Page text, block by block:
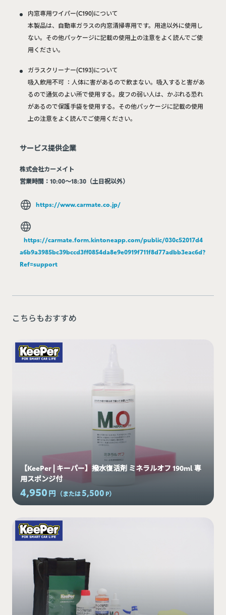
内窓専用ワイパー(C190)について
本製品は、自動車ガラスの内窓清掃専用です。用途以外に使用し
ない。その他パッケージに記載の使用上の注意をよく読んでご使
用ください。
ガラスクリーナー(C193)について
吸入飲用不可 ：人体に害があるので飲まない。吸入すると害があ
るので通気のよい所で使用する。皮フの弱い人は、かぶれる恐れ
があるので保護手袋を使用する。その他パッケージに記載の使用
上の注意をよく読んでご使用ください。
サービス提供企業
株式会社カーメイト
営業時間：10:00～18:30（土日祝以外）
https://www.carmate.co.jp/
https://carmate.form.kintoneapp.com/public/030c52017d4
a6b9a3985bc39bccd3ff0854da8e9e0919f711f8d77adbb3eac6d?
Ref=support
こちらもおすすめ
【KeePer | キーパー】撥水復活剤 ミネラルオフ 190ml 専
用スポンジ付
4,950 円 （または5,500 P）